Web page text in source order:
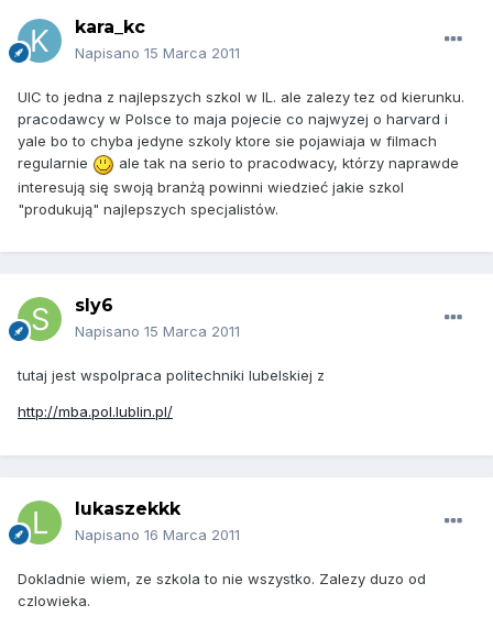
kara_kc
Napisano 15 Marca 2011
UIC to jedna z najlepszych szkol w IL. ale zalezy tez od kierunku.
pracodawcy w Polsce to maja pojecie co najwyzej o harvard i
yale bo to chyba jedyne szkoly ktore sie pojawiaja w filmach
regularnie
ale tak na serio to pracodwacy, którzy naprawde
interesują się swoją branżą powinni wiedzieć jakie szkol
"produkują" najlepszych specjalistów.
sly6
Napisano 15 Marca 2011
tutaj jest wspolpraca politechniki lubelskiej z
http://mba.pol.lublin.pl/
lukaszekkk
Napisano 16 Marca 2011
Dokladnie wiem, ze szkola to nie wszystko. Zalezy duzo od
czlowieka.